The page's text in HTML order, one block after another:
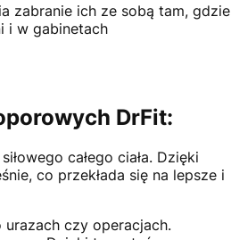
zabranie ich ze sobą tam, gdzie
i w gabinetach
DrFit:
całego ciała. Dzięki
co przekłada się na lepsze i
czy operacjach.